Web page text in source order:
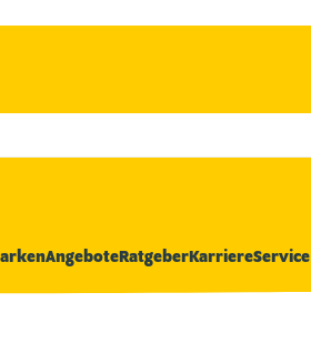
AngeboteRatgeberKarriereService